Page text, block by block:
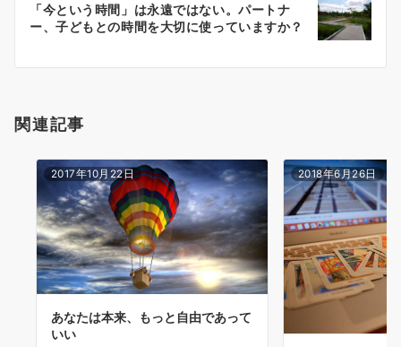
ン
「今という時間」は永遠ではない。パートナ
ー、子どもとの時間を大切に使っていますか？
関連記事
2017年10月22日
あなたは本来、もっと自由であって
いい
2018年6月26日